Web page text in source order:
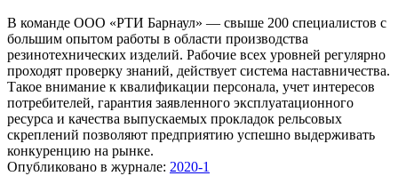
В команде ООО «РТИ Барнаул» — свыше 200 специалистов с
большим опытом работы в области производства
резинотехнических изделий. Рабочие всех уровней регулярно
проходят проверку знаний, действует система наставничества.
Такое внимание к квалификации персонала, учет интересов
потребителей, гарантия заявленного эксплуатационного
ресурса и качества выпускаемых прокладок рельсовых
скреплений позволяют предприятию успешно выдерживать
конкуренцию на рынке.
Опубликовано в журнале: 2020-1